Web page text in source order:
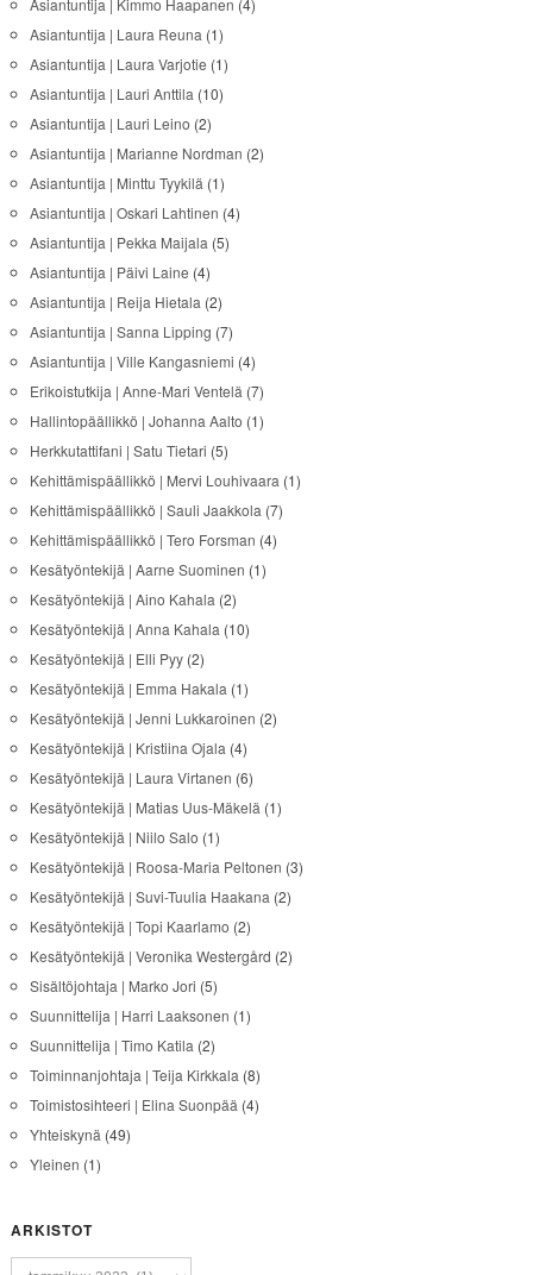
Asiantuntija | Kimmo Haapanen (4)
Asiantuntija | Laura Reuna (1)
Asiantuntija | Laura Varjotie (1)
Asiantuntija | Lauri Anttila (10)
Asiantuntija | Lauri Leino (2)
Asiantuntija | Marianne Nordman (2)
Asiantuntija | Minttu Tyykilä (1)
Asiantuntija | Oskari Lahtinen (4)
Asiantuntija | Pekka Maijala (5)
Asiantuntija | Päivi Laine (4)
Asiantuntija | Reija Hietala (2)
Asiantuntija | Sanna Lipping (7)
Asiantuntija | Ville Kangasniemi (4)
Erikoistutkija | Anne-Mari Ventelä (7)
Hallintopäällikkö | Johanna Aalto (1)
Herkkutattifani | Satu Tietari (5)
Kehittämispäällikkö | Mervi Louhivaara (1)
Kehittämispäällikkö | Sauli Jaakkola (7)
Kehittämispäällikkö | Tero Forsman (4)
Kesätyöntekijä | Aarne Suominen (1)
Kesätyöntekijä | Aino Kahala (2)
Kesätyöntekijä | Anna Kahala (10)
Kesätyöntekijä | Elli Pyy(2)
Kesätyöntekijä | Emma Hakala (1)
Kesätyöntekijä | Jenni Lukkaroinen (2)
Kesätyöntekijä | Kristiina Ojala (4)
Kesätyöntekijä | Laura Virtanen (6)
Kesätyöntekijä | Matias Uus-Mäkelä (1)
Kesätyöntekijä | Niilo Salo (1)
Kesätyöntekijä | Roosa-Maria Peltonen (3)
Kesätyöntekijä | Suvi-Tuulia Haakana (2)
Kesätyöntekijä | Topi Kaarlamo (2)
Kesätyöntekijä | Veronika Westergård (2)
Sisältöjohtaja | Marko Jori (5)
Suunnittelija | Harri Laaksonen (1)
Suunnittelija | Timo Katila (2)
Toiminnanjohtaja | Teija Kirkkala (8)
Toimistosihteeri | Elina Suonpää (4)
Yhteiskynä (49)
Yleinen (1)
ARKISTOT